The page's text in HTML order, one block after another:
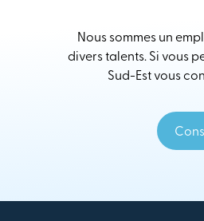
Nous sommes un
divers talents. Si vous
Sud-Est vous